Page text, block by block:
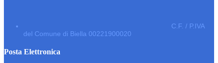
C.F. / P.IVA
del Comune di Biella 00221900020
Posta Elettronica